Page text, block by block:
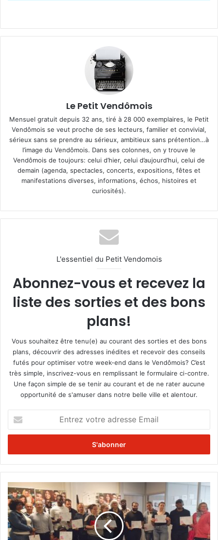
Le Petit Vendômois
Mensuel gratuit depuis 32 ans, tiré à 28 000 exemplaires, le Petit
Vendômois se veut proche de ses lecteurs, familier et convivial,
sérieux sans se prendre au sérieux, ambitieux sans prétention…à
l’image du Vendômois. Dans ses colonnes, on y trouve le
Vendômois de toujours: celui d’hier, celui d’aujourd’hui, celui de
demain (agenda, spectacles, concerts, expositions, fêtes et
manifestations diverses, informations, échos, histoires et
curiosités).
L'essentiel du Petit Vendomois
Abonnez-vous et recevez la
liste des sorties et des bons
plans!
Vous souhaitez être tenu(e) au courant des sorties et des bons
plans, découvrir des adresses inédites et recevoir des conseils
futés pour optimiser votre week-end dans le Vendômois? C’est
très simple, inscrivez-vous en remplissant le formulaire ci-contre.
Une façon simple de se tenir au courant et de ne rater aucune
opportunité de s'amuser dans notre belle ville et alentour.
t
e
z
o
t
r
e
a
d
D
i
p
l
ô
m